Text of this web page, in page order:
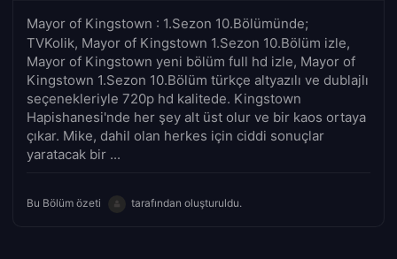
Mayor of Kingstown : 1.Sezon 10.Bölümünde;
TVKolik, Mayor of Kingstown 1.Sezon 10.Bölüm izle,
Mayor of Kingstown yeni bölüm full hd izle, Mayor of
Kingstown 1.Sezon 10.Bölüm türkçe altyazılı ve dublajlı
seçenekleriyle 720p hd kalitede. Kingstown
Hapishanesi'nde her şey alt üst olur ve bir kaos ortaya
çıkar. Mike, dahil olan herkes için ciddi sonuçlar
yaratacak bir ...
Bu Bölüm özeti tarafından oluşturuldu.